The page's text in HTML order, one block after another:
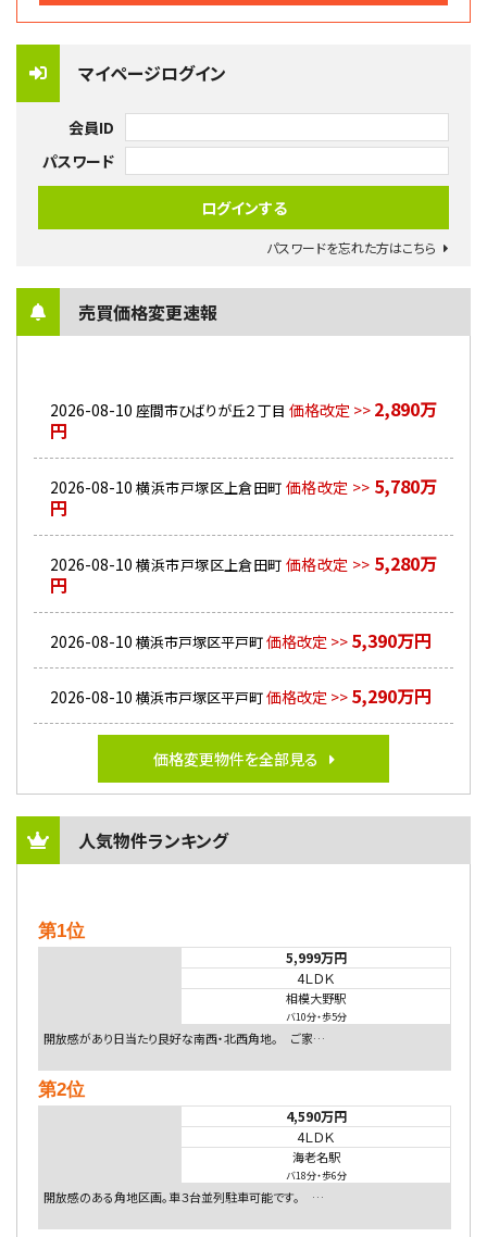
マイページログイン
会員ID
パスワード
パスワードを忘れた方はこちら
売買価格変更速報
2026-08-10 座間市ひばりが丘２丁目 価格改定 >> 2,890万
円
2026-08-10 横浜市戸塚区上倉田町 価格改定 >> 5,780万
円
2026-08-10 横浜市戸塚区上倉田町 価格改定 >> 5,280万
円
2026-08-10 横浜市戸塚区平戸町価格改定 >> 5,390万円
2026-08-10 横浜市戸塚区平戸町価格改定 >> 5,290万円
価格変更物件を全部見る
人気物件ランキング
第1位
5,999万円
4ＬＤＫ
相模大野駅
バ10分・歩5分
開放感があり日当たり良好な南西・北西角地。 ご家…
第2位
4,590万円
4ＬＤＫ
海老名駅
バ18分・歩6分
開放感のある角地区画。車３台並列駐車可能です。 …